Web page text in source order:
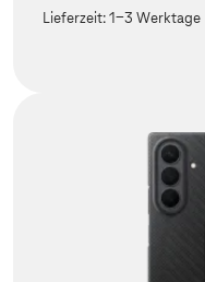
Lieferzeit:1-3 Werktage